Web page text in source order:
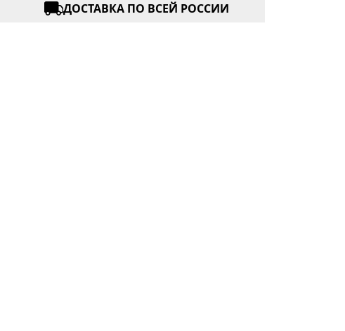
ДОСТАВКА ПО ВСЕЙ РОССИИ